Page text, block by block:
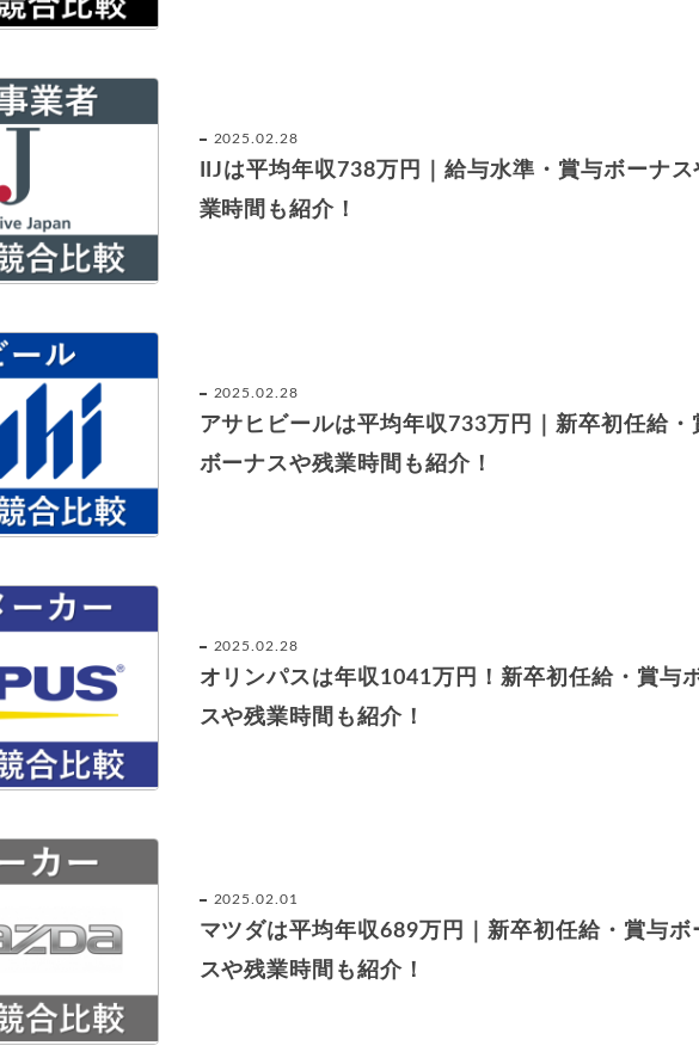
2025.02.28
IIJは平均年収738万円｜給与水準・賞与ボーナス
業時間も紹介！
2025.02.28
アサヒビールは平均年収733万円｜新卒初任給・
ボーナスや残業時間も紹介！
2025.02.28
オリンパスは年収1041万円！新卒初任給・賞与
スや残業時間も紹介！
2025.02.01
マツダは平均年収689万円｜新卒初任給・賞与ボ
スや残業時間も紹介！